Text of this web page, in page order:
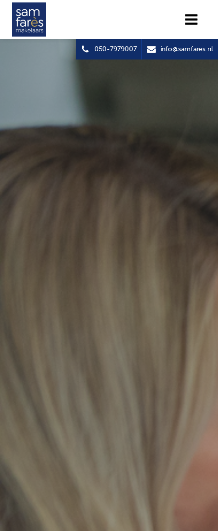
050-7979007 info@samfares.nl